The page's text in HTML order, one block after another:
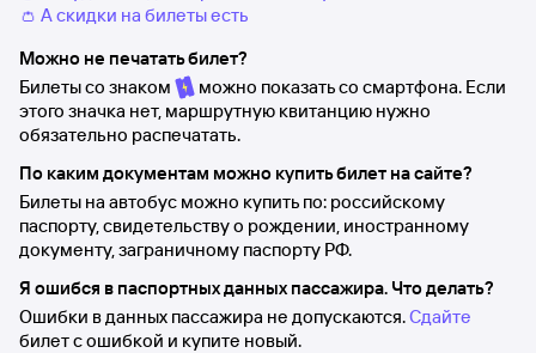
👛 А скидки на билеты есть
Можно не печатать билет?
Билеты со знаком
можно показать со смартфона. Если
этого значка нет, маршрутную квитанцию нужно
обязательно распечатать.
По каким документам можно купить билет на сайте?
Билеты на автобус можно купить по: российскому
паспорту, свидетельству о рождении, иностранному
документу, заграничному паспорту РФ.
Я ошибся в паспортных данных пассажира. Что делать?
Ошибки в данных пассажира не допускаются.Сдайте
билет с ошибкой и купите новый.